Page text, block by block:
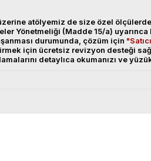
atölyemiz de size özel
Yönetmeliği (Madde 15/a)
durumunda, çözüm için
için ücretsiz revizyon desteği
detaylıca okumanızı ve